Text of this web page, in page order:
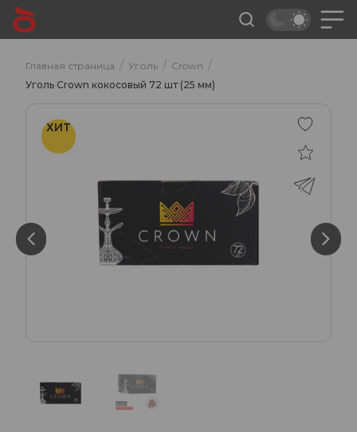
Главная страница / Уголь / Crown /
Уголь Crown кокосовый 72 шт (25 мм)
ХИТ